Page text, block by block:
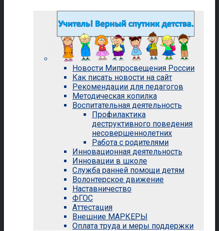
Новости Мипросвещения России
Как писать новости на сайт
Рекомендации для педагогов
Методическая копилка
Воспитательная деятельность
Профилактика
деструктивного поведения
несовершеннолетних
Работа с родителями
Инновационная деятельность
Инновации в школе
Служба ранней помощи детям
Волонтерское движение
Наставничество
ФГОС
Аттестация
Внешние МАРКЕРЫ
Оплата труда и меры поддержки